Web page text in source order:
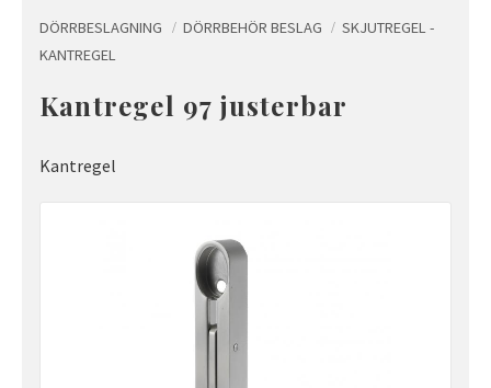
DÖRRBESLAGNING DÖRRBEHÖR BESLAG
SKJUTREGEL -
KANTREGEL
Kantregel 97 justerbar
Kantregel